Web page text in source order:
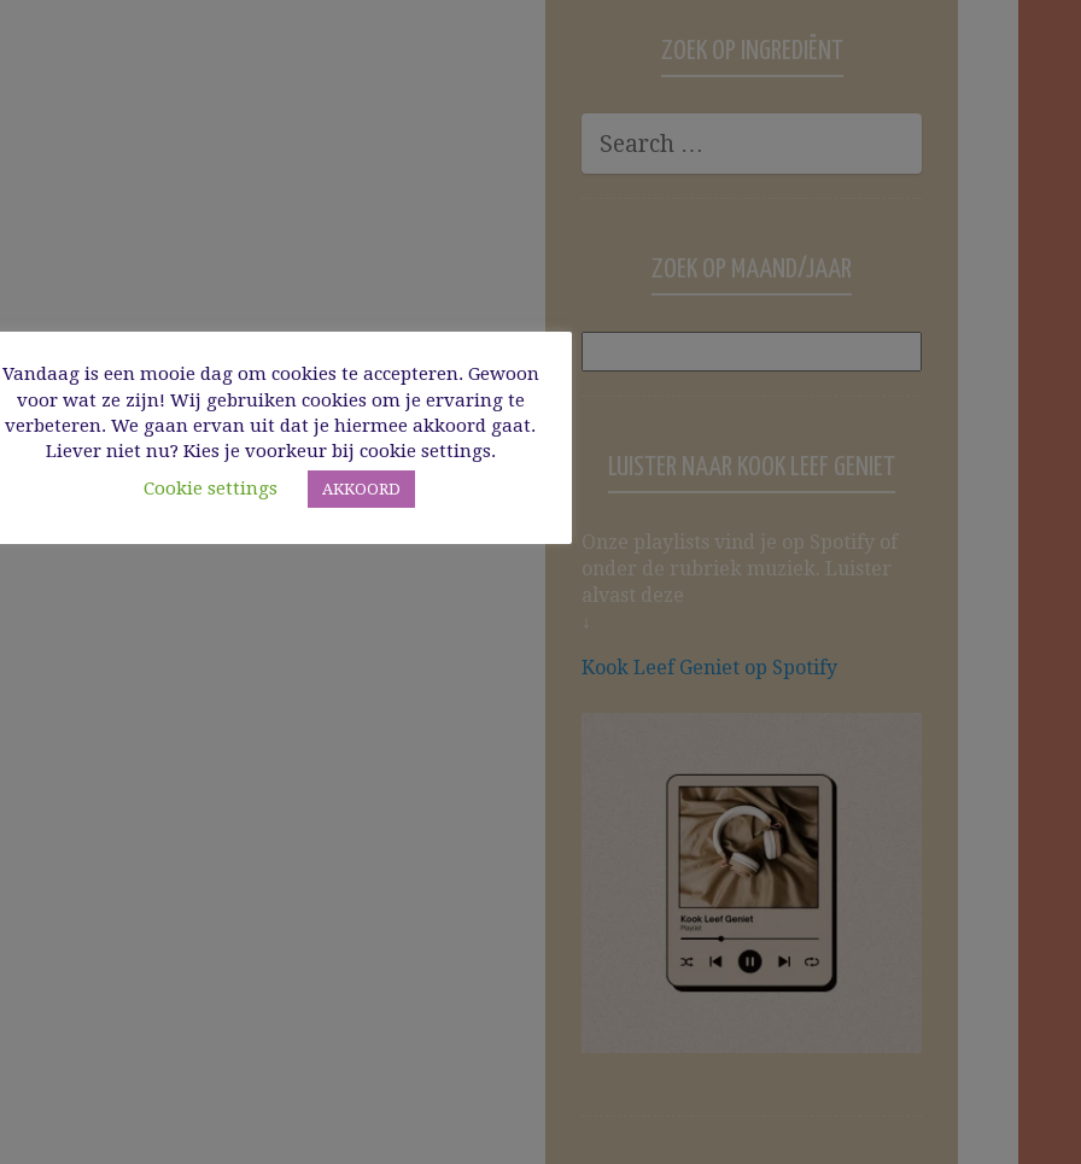
ZOEK OP INGREDIËNT
ZOEK OP MAAND/JAAR
LUISTER NAAR KOOK LEEF GENIET
Onze playlists vind je op Spotify of
onder de rubriek muziek. Luister
alvast deze
↓
Kook Leef Geniet op Spotify
Vandaag is een mooie dag om cookies te accepteren. Gewoon
voor wat ze zijn! Wij gebruiken cookies om je ervaring te
verbeteren. We gaan ervan uit dat je hiermee akkoord gaat.
Liever niet nu? Kies je voorkeur bij cookie settings.
Cookie settings
AKKOORD